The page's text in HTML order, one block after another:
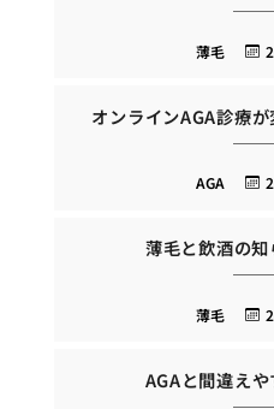
薄毛
オンラインAGA診療
AGA
薄毛と飲酒の
薄毛
AGAと間違え